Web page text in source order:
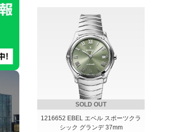
SOLD OUT
1216652 EBEL エベル スポーツクラ
シック グランデ 37mm